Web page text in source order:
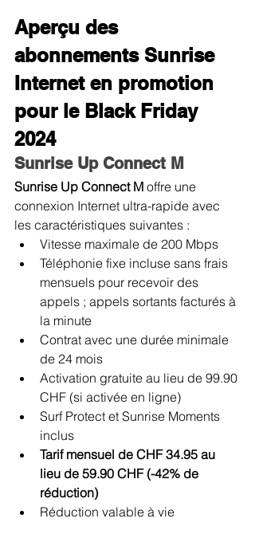
Aperçu des
abonnements Sunrise
Internet en promotion
pour le Black Friday
2024
Sunrise Up Connect M
Sunrise Up Connect M offre une
connexion Internet ultra-rapide avec
les caractéristiques suivantes :
Vitesse maximale de 200 Mbps
Téléphonie fixe incluse sans frais
mensuels pour recevoir des
appels ; appels sortants facturés à
la minute
Contrat avec une durée minimale
de 24 mois
Activation gratuite au lieu de 99.90
CHF (si activée en ligne)
Surf Protect et Sunrise Moments
inclus
Tarif mensuel de CHF 34.95 au
lieu de 59.90 CHF (-42% de
réduction)
Réduction valable à vie